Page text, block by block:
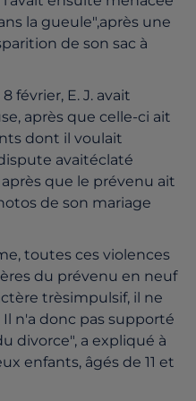
la gueule",après une
de son sac à
février, E. J. avait
après que celle-ci ait
dont il voulait
avaitéclaté
que le prévenu ait
de son mariage
toutes ces violences
du prévenu en neuf
trèsimpulsif, il ne
n'a donc pas supporté
divorce", a expliqué à
enfants, âgés de 11 et